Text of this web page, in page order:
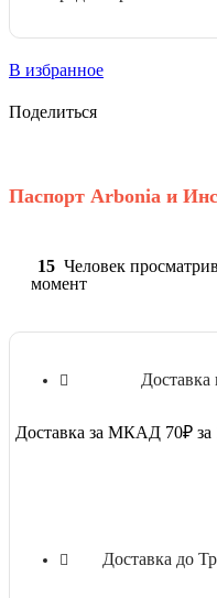
В избранное
Поделиться
Паспорт Arbonia и
15 Человек
момент
Доставка за МКАД 70₽ за
Доставка до